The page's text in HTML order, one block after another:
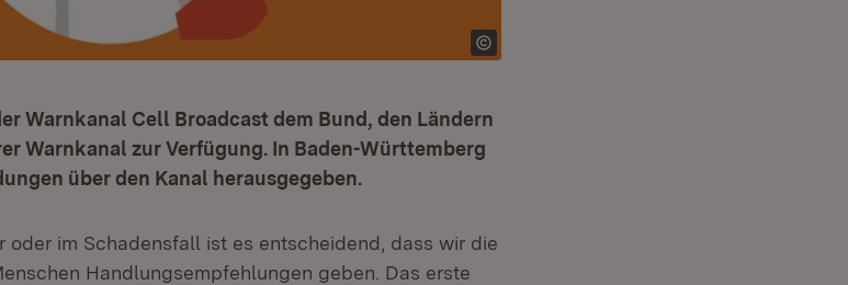
Warnkanal Cell Broadcast dem Bund, den Ländern
Warnkanal zur Verfügung. In Baden-Württemberg
über den Kanal herausgegeben.
oder im Schadensfall ist es entscheidend, dass wir die
Handlungsempfehlungen geben. Das erste